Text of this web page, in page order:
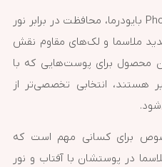
یکی از ویژگی‌های مهم Photoderm M بایودرما، محافظت در برابر نور
ملاسما و لک‌های مقاوم نقش
محصول برای پوست‌هایی که با
هستند، انتخابی تخصصی‌تر از
برای کسانی مهم است که
در پوستشان با آفتاب و نور